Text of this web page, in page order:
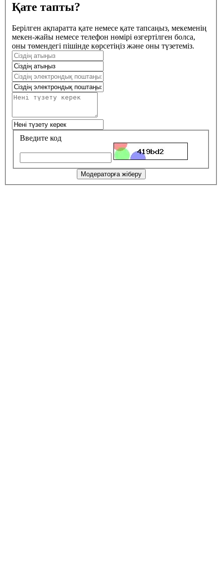
Қате тапты?
Берілген ақпаратта қате немесе қате тапсаңыз, мекеменің
мекен-жайы немесе телефон нөмірі өзгертілген болса,
оны төмендегі пішінде көрсетіңіз және оны түзетеміз.
Введите код
Модераторға жіберу